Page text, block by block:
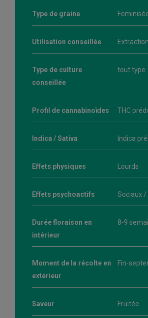
Type de graine
Utilisation conseillée
Type de culture
conseillée
tout type
Profil de cannabinoïdes THC
Indica / Sativa Indica
Effets physiques Lourds
Effets psychoactifs Sociaux
Durée floraison en
intérieur
8-9
Moment de la récolte en
extérieur
Fin-
Saveur Fruitée